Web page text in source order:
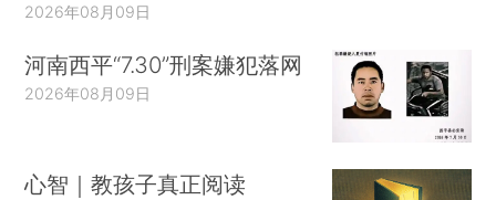
2026年08月09日
河南西平“7.30”刑案嫌犯落网
2026年08月09日
心智｜教孩子真正阅读